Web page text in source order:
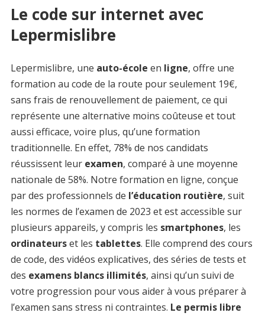
Le code sur internet avec
Lepermislibre
Lepermislibre, une auto-école en ligne, offre une
formation au code de la route pour seulement 19€,
sans frais de renouvellement de paiement, ce qui
représente une alternative moins coûteuse et tout
aussi efficace, voire plus, qu’une formation
traditionnelle. En effet, 78% de nos candidats
réussissent leur examen, comparé à une moyenne
nationale de 58%. Notre formation en ligne, conçue
par des professionnels de l’éducation routière, suit
les normes de l’examen de 2023 et est accessible sur
plusieurs appareils, y compris les smartphones, les
ordinateurset les tablettes. Elle comprend des cours
de code, des vidéos explicatives, des séries de tests et
des examens blancs illimités, ainsi qu’un suivi de
votre progression pour vous aider à vous préparer à
l’examen sans stress ni contraintes. Le permis libre